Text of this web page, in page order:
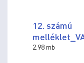
12. számú
2.98 mb